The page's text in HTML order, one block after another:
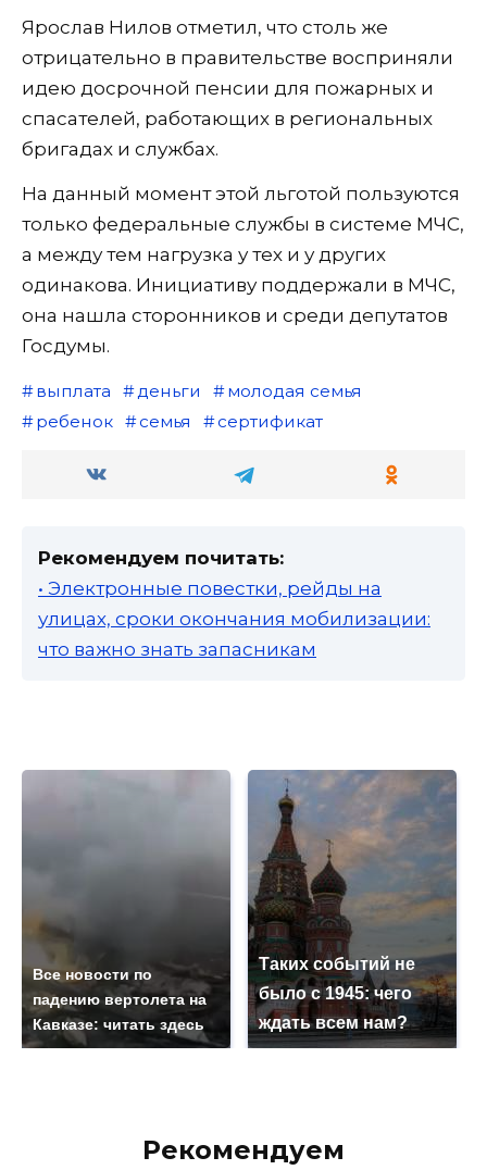
Ярослав Нилов отметил, что столь же
отрицательно в правительстве восприняли
идею досрочной пенсии для пожарных и
спасателей, работающих в региональных
бригадах и службах.
На данный момент этой льготой пользуются
только федеральные службы в системе МЧС,
а между тем нагрузка у тех и у других
одинакова. Инициативу поддержали в МЧС,
она нашла сторонников и среди депутатов
Госдумы.
выплата деньги
молодая семья
ребенок
семья сертификат
Рекомендуем почитать:
• Электронные повестки, рейды на
улицах, сроки окончания мобилизации:
что важно знать запасникам
Все новости по
падению вертолета на
Кавказе: читать здесь
Таких событий не
было с 1945: чего
ждать всем нам?
Рекомендуем